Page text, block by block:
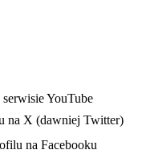
YouTube
na X (dawniej Twitter)
na Facebooku